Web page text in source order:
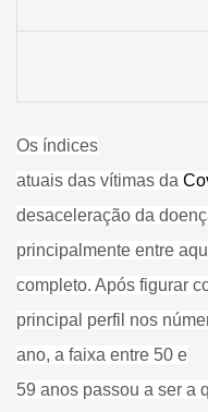
Os índices
atuais das vítimas da
desaceleração da
principalmente entre
completo. Após figurar
principal perfil nos
ano, a faixa entre 50 e
59 anos passou a ser a